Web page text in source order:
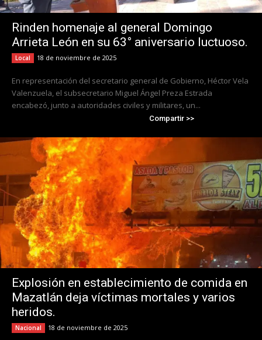
Rinden homenaje al general Domingo
Arrieta León en su 63° aniversario luctuoso.
Local 18 de noviembre de 2025
En representación del secretario general de Gobierno, Héctor Vela
Valenzuela, el subsecretario Miguel Ángel Preza Estrada
encabezó, junto a autoridades civiles y militares, un...
Compartir >>
Explosión en establecimiento de comida en
Mazatlán deja víctimas mortales y varios
heridos.
Nacional 18 de noviembre de 2025